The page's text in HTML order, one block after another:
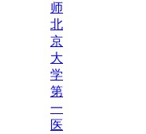
师
北
京
大
学
第
一
医